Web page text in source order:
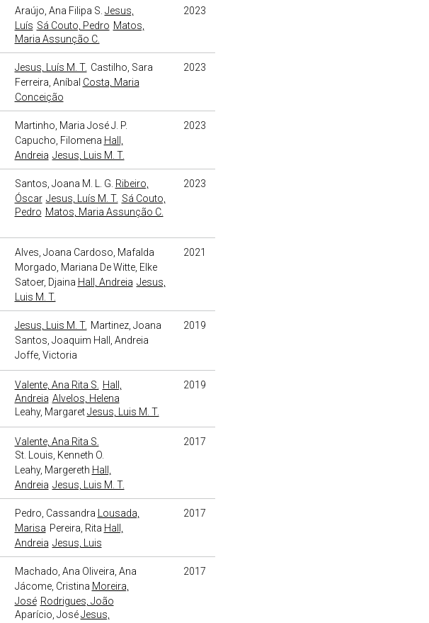
Araújo, Ana Filipa S. Jesus,
Luís Sá Couto, Pedro Matos,
Maria Assunção C.
2023
Jesus, Luís M. T. Castilho, Sara
Ferreira, Aníbal Costa, Maria
Conceição
2023
Martinho, Maria José J. P.
Capucho, Filomena Hall,
Andreia Jesus, Luis M. T.
2023
Santos, Joana M. L. G. Ribeiro,
Óscar Jesus, Luís M. T. Sá Couto,
Pedro Matos, Maria Assunção C.
2023
Alves, Joana Cardoso, Mafalda
Morgado, Mariana De Witte, Elke
Satoer, Djaina Hall, Andreia Jesus,
Luis M. T.
2021
Jesus, Luis M. T. Martinez, Joana
Santos, Joaquim Hall, Andreia
Joffe, Victoria
2019
Valente, Ana Rita S.
Hall,
Andreia Alvelos, Helena
Leahy, Margaret Jesus, Luis M. T.
2019
Valente, Ana Rita S.
St. Louis, Kenneth O.
Leahy, Margereth Hall,
Andreia Jesus, Luis M. T.
2017
Pedro, Cassandra
Lousada,
Marisa Pereira, Rita Hall,
Andreia Jesus, Luis
2017
Machado, Ana Oliveira, Ana
Jácome, Cristina Moreira,
José Rodrigues, João
Aparício, José Jesus,
2017